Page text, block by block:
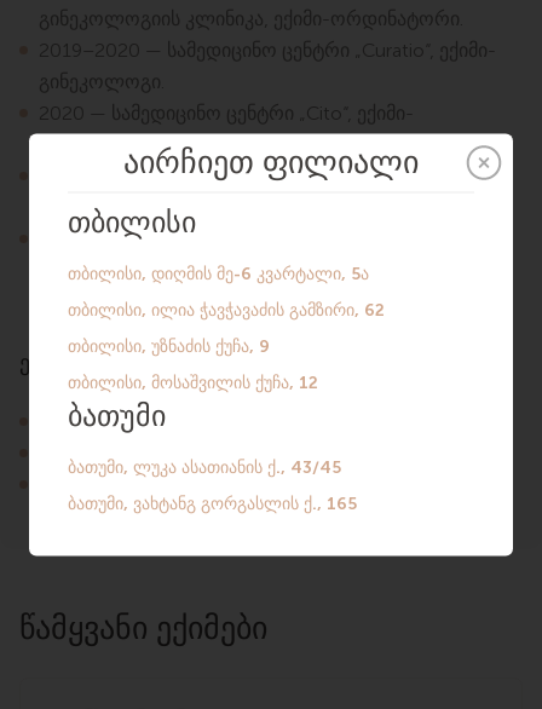
გინეკოლოგიის კლინიკა, ექიმი-ორდინატორი.
2019–2020 — სამედიცინო ცენტრი „Curatio“, ექიმი-
გინეკოლოგი.
2020 — სამედიცინო ცენტრი „Cito“, ექიმი-
გინეკოლოგი.
2020–2022 — „PSP Insurance“-ის სამედიცინო
მენეჯერი გინეკოლოგიური მიმართულებით.
2022 წლის ოქტომბრიდან ახორციელებს
პაციენტების მიღებას საერთაშორისო კლინიკა SILK
Medical-ში.
ენები
რუსული.
ინგლისური.
ᲬᲐᲛᲧᲕᲐᲜᲘ ᲔᲥᲘᲛᲔᲑᲘ